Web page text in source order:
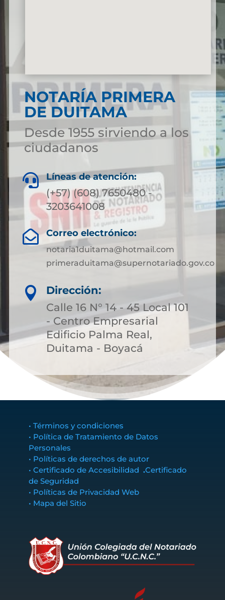
NOTARÍA PRIMERA
DE DUITAMA
Desde 1955 sirviendo a los
ciudadanos
 Líneas de atención:
(+57) (608) 7650480 -
3203641008
 Correo electrónico:
notaria1duitama@hotmail.com
primeraduitama@supernotariado.gov.co

Dirección:
Calle 16 N° 14 - 45 Local 101
- Centro Empresarial
Edificio Palma Real,
Duitama - Boyacá
• Términos y condiciones
• Política de Tratamiento de Datos
Personales
• Políticas de derechos de autor
• Certificado de Accesibilidad .Certificado
de Seguridad
• Políticas de Privacidad Web
• Mapa del Sitio